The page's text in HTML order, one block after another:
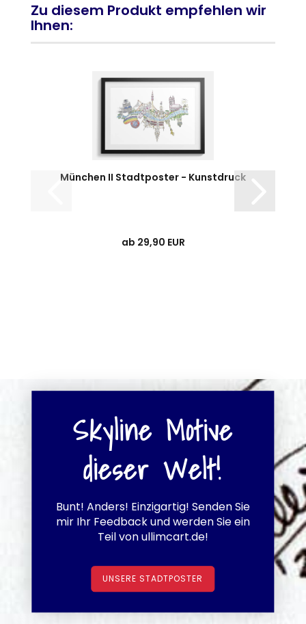
Zu diesem Produkt empfehlen wir
Ihnen:
München II Stadtposter - Kunstdruck
ab 29,90 EUR
Skyline Motive
dieser Welt!
Bunt! Anders! Einzigartig! Senden Sie
mir Ihr Feedback und werden Sie ein
Teil von ullimcart.de!
UNSERE STADTPOSTER